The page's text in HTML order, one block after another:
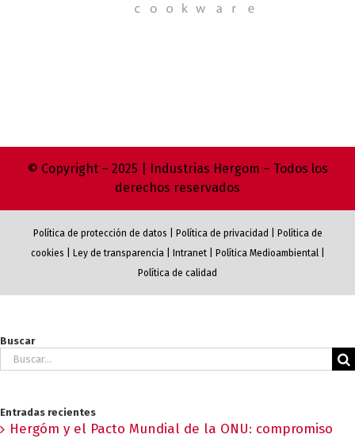
© Copyright – 2025 | Industrias Hergom – Todos los
derechos reservados
Política de protección de datos Política de privacidad
Política de
cookies
Ley de transparencia| Intranet| Política Medioambiental|
Política de calidad
Buscar
Buscar:
Entradas recientes
Hergóm y el Pacto Mundial de la ONU: compromiso